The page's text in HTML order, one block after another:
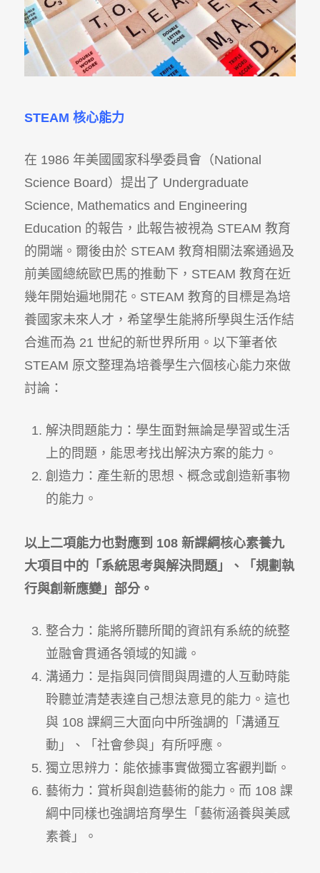
STEAM 核心能力
在 1986 年美國國家科學委員會（National
Science Board）提出了 Undergraduate
Science, Mathematics and Engineering
Education 的報告，此報告被視為 STEAM 教育
的開端。爾後由於 STEAM 教育相關法案通過及
前美國總統歐巴馬的推動下，STEAM 教育在近
幾年開始遍地開花。STEAM 教育的目標是為培
養國家未來人才，希望學生能將所學與生活作結
合進而為 21 世紀的新世界所用。以下筆者依
STEAM 原文整理為培養學生六個核心能力來做
討論：
解決問題能力：學生面對無論是學習或生活
上的問題，能思考找出解決方案的能力。
創造力：產生新的思想、概念或創造新事物
的能力。
以上二項能力也對應到 108 新課綱核心素養九
大項目中的「系統思考與解決問題」、「規劃執
行與創新應變」部分。
整合力：能將所聽所聞的資訊有系統的統整
並融會貫通各領域的知識。
溝通力：是指與同儕間與周遭的人互動時能
聆聽並清楚表達自己想法意見的能力。這也
與 108 課綱三大面向中所強調的「溝通互
動」、「社會參與」有所呼應。
獨立思辨力：能依據事實做獨立客觀判斷。
藝術力：賞析與創造藝術的能力。而 108 課
綱中同樣也強調培育學生「藝術涵養與美感
素養」。